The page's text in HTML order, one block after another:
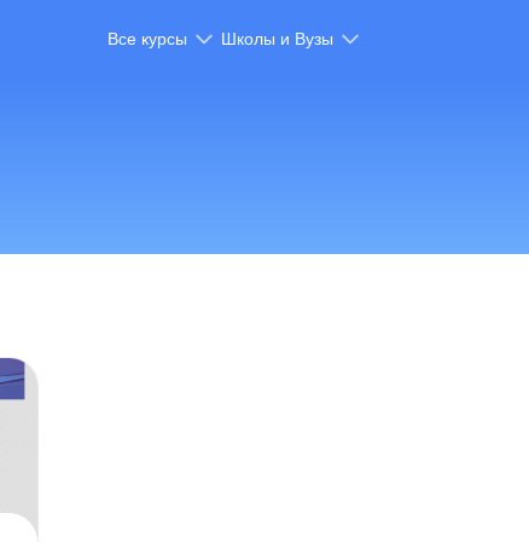
Все курсы Школы и Вузы